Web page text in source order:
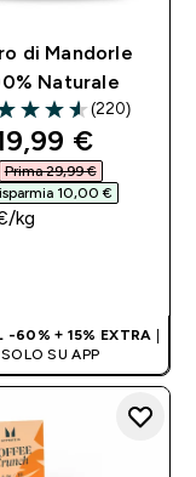
di Mandorle
Naturale
out of 5 stars
(220)
€‎
Prima 29,99 €‎
10,00 €‎
kg
-60% + 15% EXTRA |
SOLO SU APP